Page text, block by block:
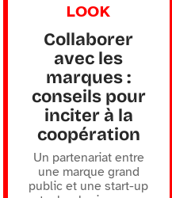
LOOK
Collaborer
avec les
marques :
conseils pour
inciter à la
coopération
Un partenariat entre
une marque grand
public et une start-up